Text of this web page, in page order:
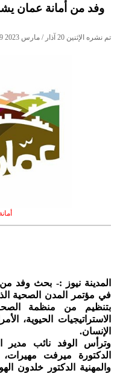
وفد من أمانة عمان
تم نشره الإثنين 20 آذار / مارس 2023 04:59 مساءً
المدينة نيوز :- بحث وفد
في مؤتمر المدن الصحية
بتنظيم من منظمة الصحة
الاستراتيجيات الحيوية،
الإنسان.
وترأس الوفد نائب مدير
الدكتورة ميرفت
والمهنية الدكتور خلدون